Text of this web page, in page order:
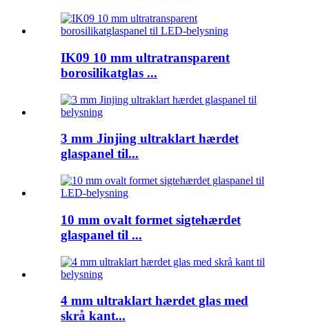
IK09 10 mm ultratransparent
borosilikatglas ...
3 mm Jinjing ultraklart hærdet
glaspanel til...
10 mm ovalt formet sigtehærdet
glaspanel til ...
4 mm ultraklart hærdet glas med
skrå kant...